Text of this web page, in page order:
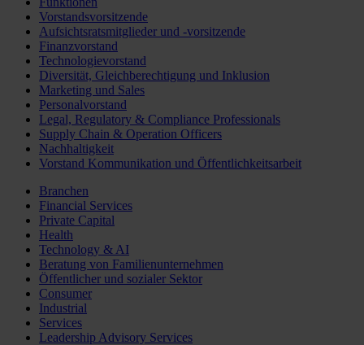
Vorstandsvorsitzende
Aufsichtsratsmitglieder und -vorsitzende
Finanzvorstand
Technologievorstand
Diversität, Gleichberechtigung und Inklusion
Marketing und Sales
Personalvorstand
Legal, Regulatory & Compliance Professionals
Supply Chain & Operation Officers
Nachhaltigkeit
Vorstand Kommunikation und Öffentlichkeitsarbeit
Branchen
Financial Services
Private Capital
Health
Technology & AI
Beratung von Familienunternehmen
Öffentlicher und sozialer Sektor
Consumer
Industrial
Services
Leadership Advisory Services